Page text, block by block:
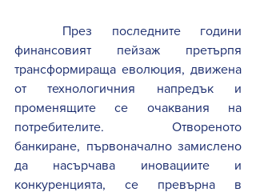
През последните години
финансовият пейзаж претърпя
трансформираща еволюция, движена
от технологичния напредък и
променящите се очаквания на
потребителите. Отвореното
банкиране, първоначално замислено
да насърчава иновациите и
конкуренцията, се превърна в